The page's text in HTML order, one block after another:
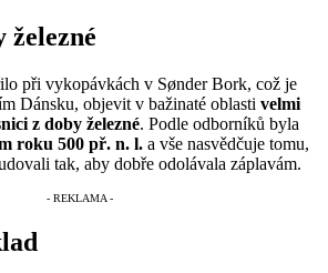
železné
při vykopávkách v Sønder Bork, což je
Dánsku, objevit v bažinaté oblasti velmi
z doby železné. Podle odborníků byla
roku 500 př. n. l. a vše nasvědčuje tomu,
tak, aby dobře odolávala záplavám.